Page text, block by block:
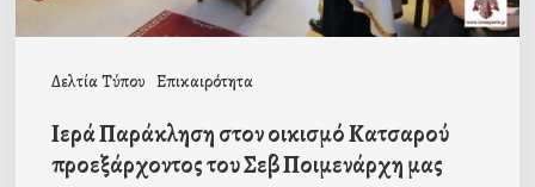
Δελτία Τύπου Επικαιρότητα
Ιερά Παράκληση στον οικισμό Κατσαρού
προεξάρχοντος του Σεβ Ποιμενάρχη μας